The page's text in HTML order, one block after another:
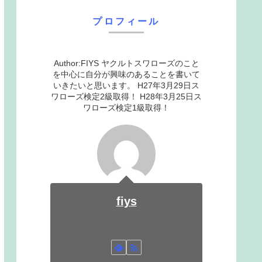
プロフィール
Author:FIYS ヤクルトスワローズのこと
を中心に自分が興味のあることを書いて
いきたいと思います。 H27年3月29日ス
ワローズ検定2級取得！ H28年3月25日ス
ワローズ検定1級取得！
fiys